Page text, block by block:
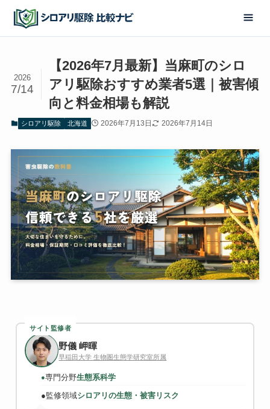
【2026年7月最新】当麻町のシロ
アリ駆除おすすめ業者5選｜被害傾
向と料金相場も解説
2026
7/14
シロアリ駆除 北海道 2026年7月13日 2026年7月14日
サイト監修者
野儀 岬暉
早稲田大学 生物圏生態学研究室所属
●専門分野生態系科学
●監修領域シロアリの生態・被害リスク